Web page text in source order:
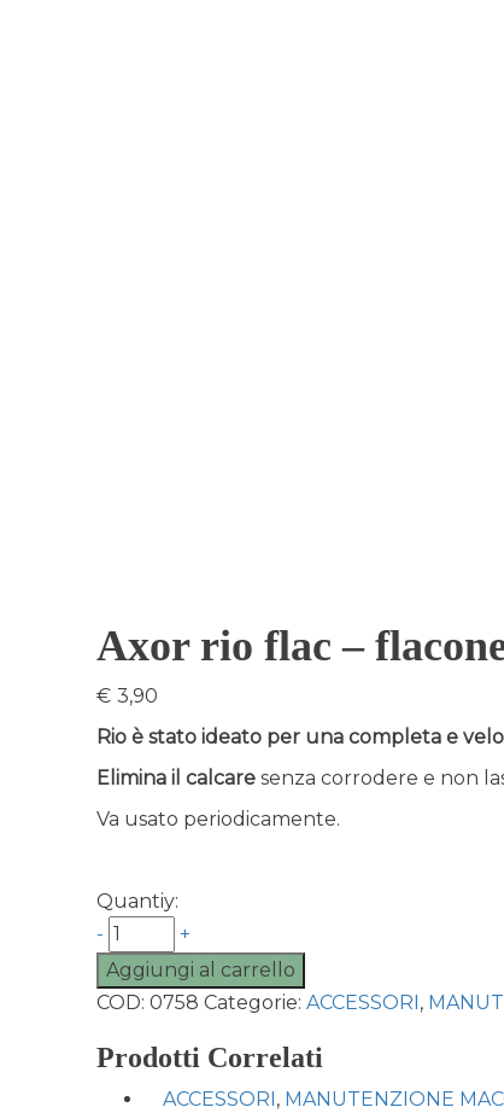
Axor rio flac –
€ 3,90
Rio è stato ideato per una completa e
Elimina il calcare senza corrodere e non
Va usato periodicamente.
Quantiy:
-
+
Aggiungi al carrello
COD: 0758 Categorie: ACCESSORI,
Prodotti Correlati
ACCESSORI, MANUTENZIONE